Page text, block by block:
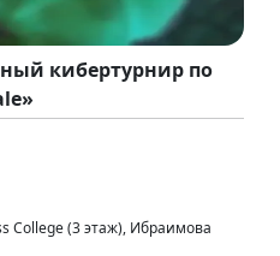
кибертурнир по
College (3 этаж), Ибраимова